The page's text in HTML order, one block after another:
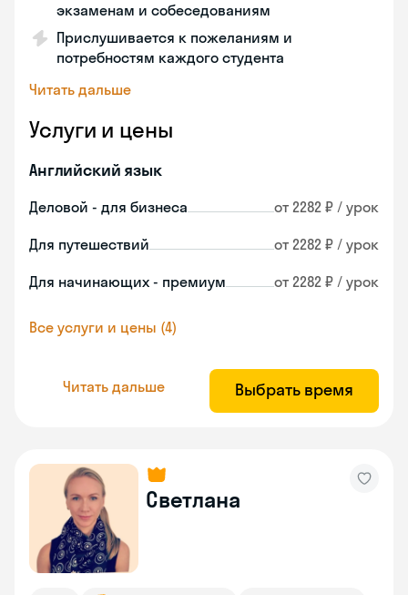
экзаменам и собеседованиям
Прислушивается к пожеланиям и
потребностям каждого студента
Читать дальше
Услуги и цены
Английский язык
Деловой - для бизнеса от 2282 ₽ / урок
Для путешествий от 2282 ₽ / урок
Для начинающих - премиум от 2282 ₽ / урок
Все услуги и цены (4)
Читать дальше Выбрать время
Светлана